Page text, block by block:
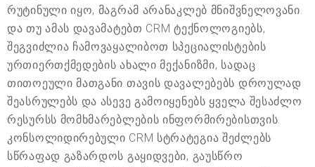
რუტინული იყო, მაგრამ არანაკლებ მნიშვნელოვანი.
და თუ ამას დავამატებთ CRM ტექნოლოგიებს,
შეგვიძლია ჩამოვაყალიბოთ სპეციალისტების
ურთიერთქმედების ახალი მექანიზმი, სადაც
თითოეული მათგანი თავის დავალებებს დროულად
შეასრულებს და ასევე გამოიყენებს ყველა შესაძლო
რესურსს მომხმარებლების ინფორმირებისთვის.
კონსოლიდირებული CRM სტრატეგია შეძლებს
სწრაფად გაზარდოს გაყიდვები, გაუსწრო